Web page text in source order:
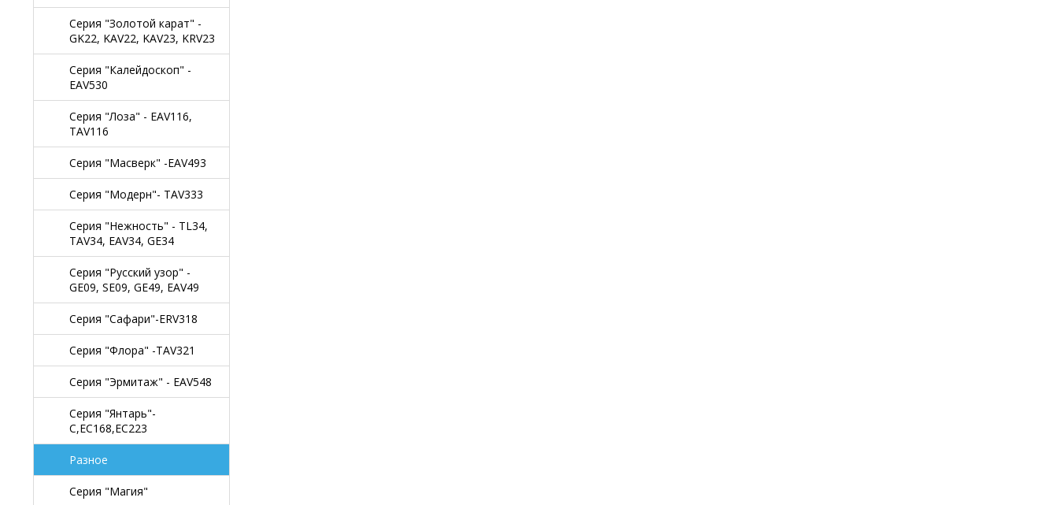
Серия "Золотой карат" -
GK22, KAV22, KAV23, KRV23
Серия "Калейдоскоп" -
EAV530
Серия "Лоза" - EAV116,
TAV116
Серия "Масверк" -EAV493
Серия "Модерн"- TAV333
Серия "Нежность" - TL34,
TAV34, EAV34, GE34
Серия "Русский узор" -
GE09, SE09, GE49, EAV49
Серия "Сафари"-ERV318
Серия "Флора" -TAV321
Серия "Эрмитаж" - EAV548
Серия "Янтарь"-
C,EC168,EC223
Разное
Серия "Магия"